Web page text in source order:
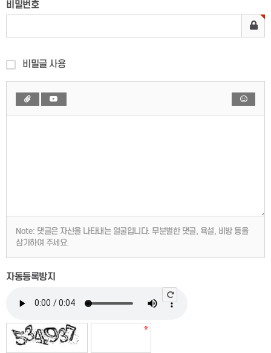
비밀번호
비밀글 사용
Note: 댓글은 자신을 나타내는 얼굴입니다. 무분별한 댓글, 욕설, 비방 등을
삼가하여 주세요.
자동등록방지